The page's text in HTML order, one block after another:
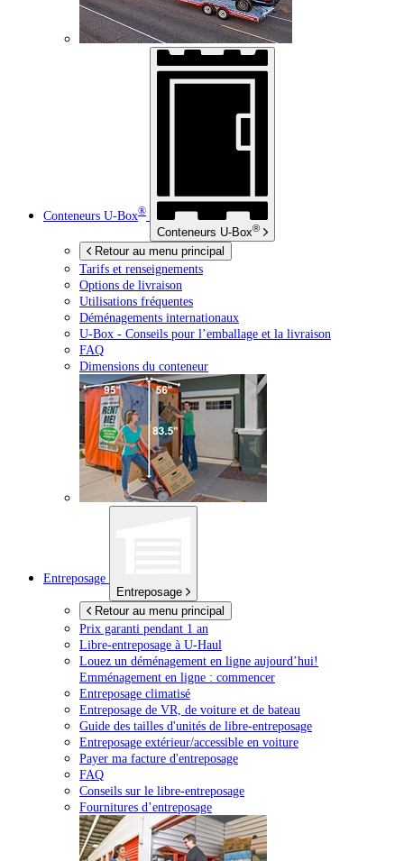
Conteneurs U-Box®
Conteneurs U-Box®
Retour au menu principal
Tarifs et renseignements
Options de livraison
Utilisations fréquentes
Déménagements internationaux
U-Box - Conseils pour l’emballage et la livraison
FAQ
Dimensions du conteneur
Entreposage
Entreposage
Retour au menu principal
Prix garanti pendant 1 an
Libre-entreposage à U-Haul
Louez un déménagement en ligne aujourd’hui!
Emménagement en ligne : commencer
Entreposage climatisé
Entreposage de VR, de voiture et de bateau
Guide des tailles d'unités de libre-entreposage
Entreposage extérieur/accessible en voiture
Payer ma facture d'entreposage
FAQ
Conseils sur le libre-entreposage
Fournitures d’entreposage